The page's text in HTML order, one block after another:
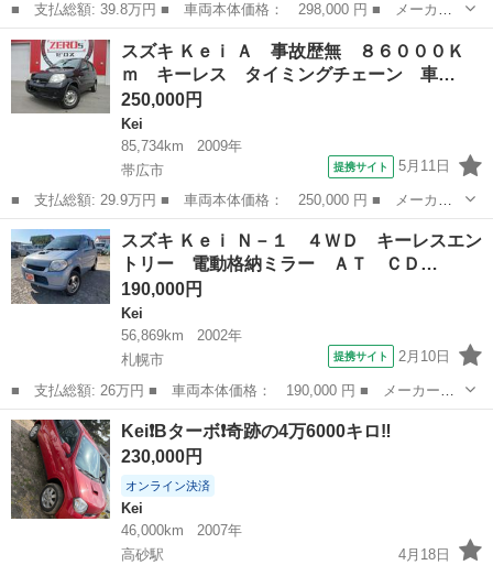
■ 支払総額: 39.8万円 ■ 車両本体価格： 298,000 円 ■ メーカー
名： スズキ ■ 車種名： Ｋｅｉワークス ■ グレード名： タ
ーボ ４ＷＤ ■ 排気量： 660cc ■ ドア枚数： 5D ■ ミッシ...
北海道 岩見沢市
スズキ Ｋｅｉ Ａ 事故歴無 ８６０００Ｋ
ｍ キーレス タイミングチェーン 車…
250,000円
Kei
85,734km
2009年
帯広市
提携サイト 5月11日
■ 支払総額: 29.9万円 ■ 車両本体価格： 250,000 円 ■ メーカー
名： スズキ ■ 車種名： Ｋｅｉ ■ グレード名： Ａ 事故歴
無 ８６０００Ｋｍ キーレス タイミングチェーン 車検（２年）
付 ■ 排気量...
北海道 帯広市 Kei
スズキ Ｋｅｉ Ｎ－１ ４ＷＤ キーレスエン
トリー 電動格納ミラー ＡＴ ＣＤ…
190,000円
Kei
56,869km
2002年
札幌市
提携サイト 2月10日
■ 支払総額: 26万円 ■ 車両本体価格： 190,000 円 ■ メーカー
名： スズキ ■ 車種名： Ｋｅｉ ■ グレード名： Ｎ－１ ４Ｗ
Ｄ キーレスエントリー 電動格納ミラー ＡＴ ＣＤ アルミホイ
ール 衝突安全ボ...
北海道 札幌市 Kei
Kei❗️Bターボ❗️奇跡の4万6000キロ‼️
230,000円
オンライン決済
Kei
46,000km
2007年
高砂駅
4月18日